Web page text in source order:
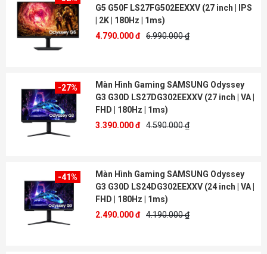
G5 G50F LS27FG502EEXXV (27 inch | IPS
| 2K | 180Hz | 1ms)
4.790.000 đ 6.990.000 ₫
-27%
Màn Hình Gaming SAMSUNG Odyssey
G3 G30D LS27DG302EEXXV (27 inch | VA |
FHD | 180Hz | 1ms)
3.390.000 đ 4.590.000 ₫
-41%
Màn Hình Gaming SAMSUNG Odyssey
G3 G30D LS24DG302EEXXV (24 inch | VA |
FHD | 180Hz | 1ms)
2.490.000 đ 4.190.000 ₫